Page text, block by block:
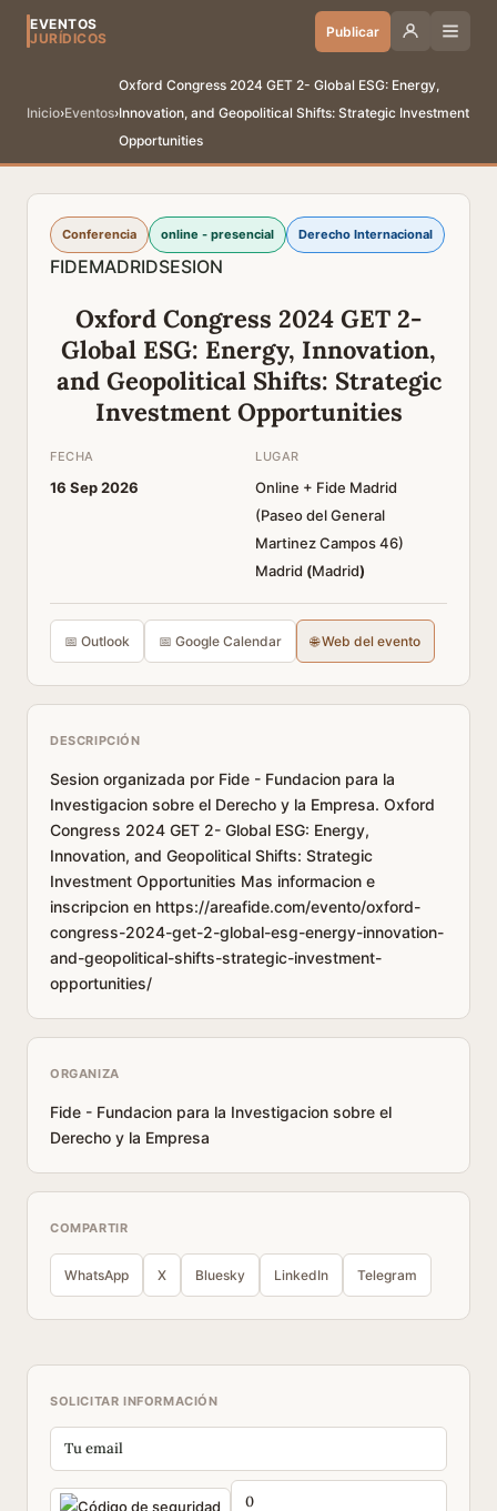
EVENTOS
JURÍDICOS
Publicar
Inicio›Eventos›
Oxford Congress 2024 GET 2- Global ESG: Energy,
Innovation, and Geopolitical Shifts: Strategic Investment
Opportunities
Conferencia online - presencial Derecho Internacional
FIDEMADRIDSESION
Oxford Congress 2024 GET 2-
Global ESG: Energy, Innovation,
and Geopolitical Shifts: Strategic
Investment Opportunities
FECHA
16 Sep 2026
LUGAR
Online + Fide Madrid
(Paseo del General
Martinez Campos 46)
Madrid (Madrid)
📅 Outlook 📅 Google Calendar 🌐 Web del evento
DESCRIPCIÓN
Sesion organizada por Fide - Fundacion para la
Investigacion sobre el Derecho y la Empresa. Oxford
Congress 2024 GET 2- Global ESG: Energy,
Innovation, and Geopolitical Shifts: Strategic
Investment Opportunities Mas informacion e
inscripcion en https://areafide.com/evento/oxford-
congress-2024-get-2-global-esg-energy-innovation-
and-geopolitical-shifts-strategic-investment-
opportunities/
ORGANIZA
Fide - Fundacion para la Investigacion sobre el
Derecho y la Empresa
COMPARTIR
WhatsApp X Bluesky LinkedIn Telegram
SOLICITAR INFORMACIÓN